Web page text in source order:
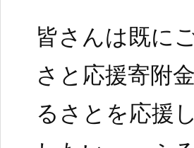
皆さんは既に
さと応援寄附
るさとを応援